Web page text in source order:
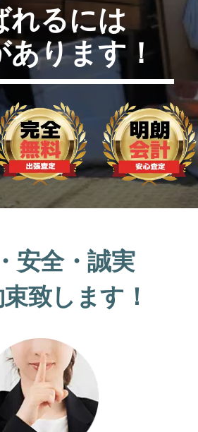
れるには
ります！
安全・誠実
致します！